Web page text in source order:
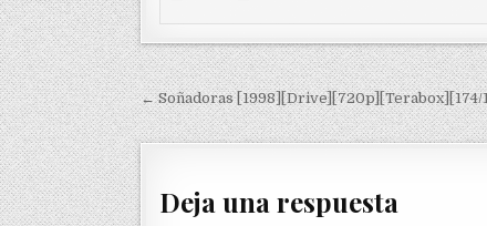
Navegación de entradas
← Soñadoras [1998][Drive][720p][Terabox][174/
Deja una respuesta